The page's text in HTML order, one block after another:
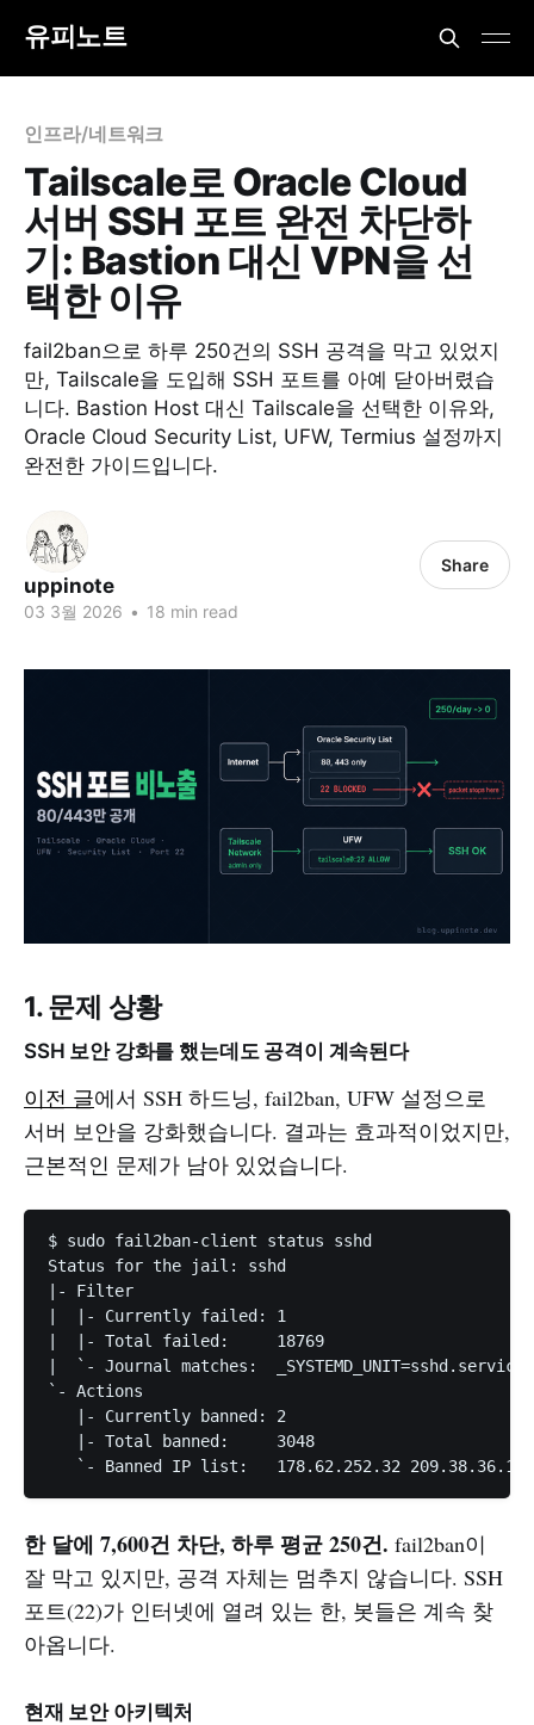
유피노트
인프라/네트워크
Tailscale로 Oracle Cloud
서버 SSH 포트 완전 차단하
기: Bastion 대신 VPN을 선
택한 이유
fail2ban으로 하루 250건의 SSH 공격을 막고 있었지
만, Tailscale을 도입해 SSH 포트를 아예 닫아버렸습
니다. Bastion Host 대신 Tailscale을 선택한 이유와,
Oracle Cloud Security List, UFW, Termius 설정까지
완전한 가이드입니다.
uppinote
03 3월 2026 • 18 min read
Share
1. 문제 상황
SSH 보안 강화를 했는데도 공격이 계속된다
이전 글에서 SSH 하드닝, fail2ban, UFW 설정으로
서버 보안을 강화했습니다. 결과는 효과적이었지만,
근본적인 문제가 남아 있었습니다.
$ sudo fail2ban-client status sshd
Status for the jail: sshd
|- Filter
|  |- Currently failed:	1
|  |- Total failed:	18769
|  `- Journal matches:	_SYSTEMD_UNIT=sshd.service + _COMM=sshd
`- Actions
   |- Currently banned:	2
   |- Total banned:	3048
한 달에 7,600건 차단, 하루 평균 250건. fail2ban이
잘 막고 있지만, 공격 자체는 멈추지 않습니다. SSH
포트(22)가 인터넷에 열려 있는 한, 봇들은 계속 찾
아옵니다.
현재 보안 아키텍처